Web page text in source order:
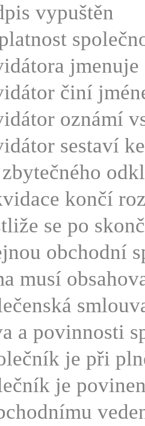
vypuštěn
jmenuje
činí
oznámí
sestaví
končí
se po
obchodní
musí
a povinnosti
je při
je